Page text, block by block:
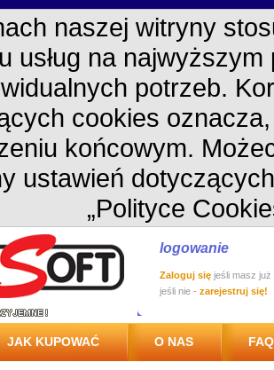
naszej witryny
usług na
potrzeb.
cookies
końcowym.
ustawień
„Polityce
logowanie
Zaloguj się jeśli masz już
jeśli nie - zarejestruj się!
JAK KUPOWAĆ O NAS FAQ